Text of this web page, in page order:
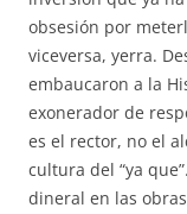
obsesión por
viceversa, yerra.
embaucaron a la
exonerador de
es el rector, no el
cultura del “ya
dineral en las